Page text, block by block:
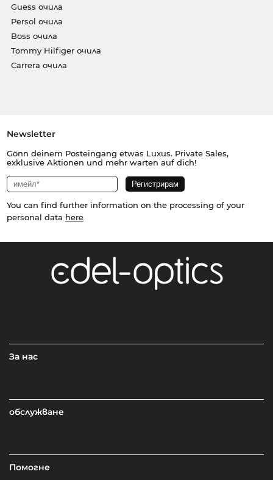
Guess очила
Persol очила
Boss очила
Tommy Hilfiger очила
Carrera очила
Newsletter
Gönn deinem Posteingang etwas Luxus. Private Sales,
exklusive Aktionen und mehr warten auf dich!
You can find further information on the processing of your
personal data here
За нас
обслужване
Помогне